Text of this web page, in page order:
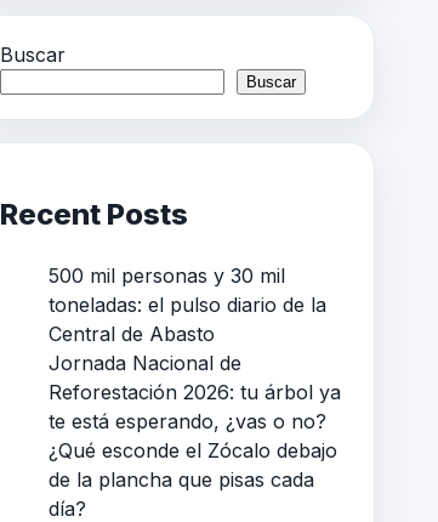
Buscar
Buscar
Recent Posts
500 mil personas y 30 mil
toneladas: el pulso diario de la
Central de Abasto
Jornada Nacional de
Reforestación 2026: tu árbol ya
te está esperando, ¿vas o no?
¿Qué esconde el Zócalo debajo
de la plancha que pisas cada
día?